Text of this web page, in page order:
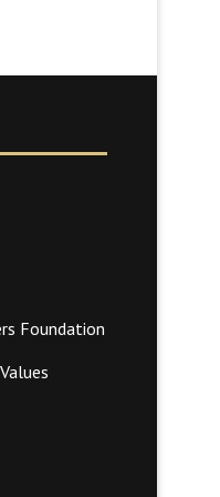
Foundation